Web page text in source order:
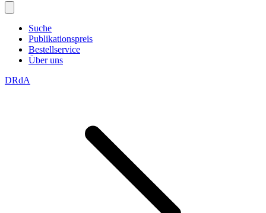
Suche
Publikationspreis
Bestellservice
Über uns
DRdA